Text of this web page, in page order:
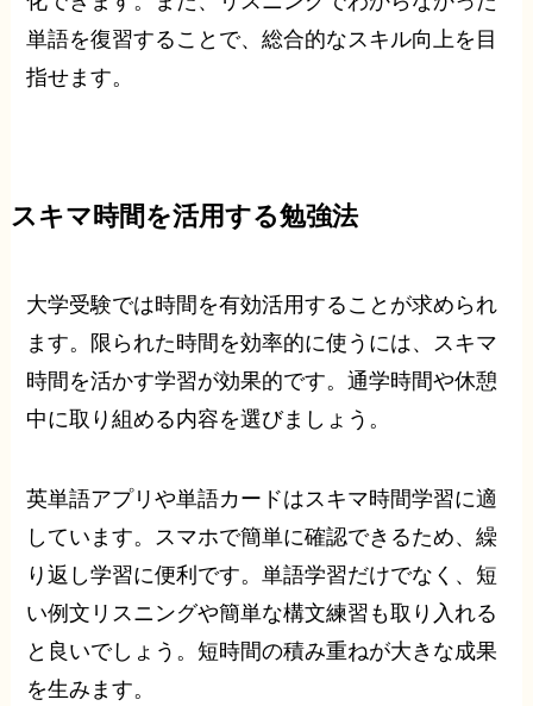
単語を復習することで、総合的なスキル向上を目
指せます。
スキマ時間を活用する勉強法
大学受験では時間を有効活用することが求められ
ます。限られた時間を効率的に使うには、スキマ
時間を活かす学習が効果的です。通学時間や休憩
中に取り組める内容を選びましょう。
英単語アプリや単語カードはスキマ時間学習に適
しています。スマホで簡単に確認できるため、繰
り返し学習に便利です。単語学習だけでなく、短
い例文リスニングや簡単な構文練習も取り入れる
と良いでしょう。短時間の積み重ねが大きな成果
を生みます。